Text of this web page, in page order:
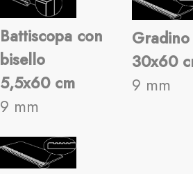
Battiscopa con
bisello
5,5x60 cm
9 mm
30x60
9 mm